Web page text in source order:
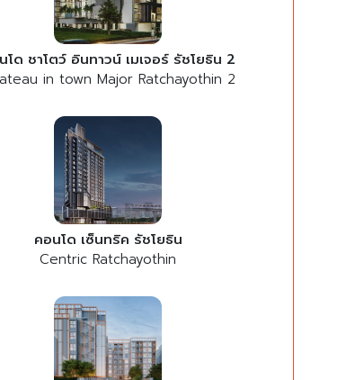
โด ชาโตว์ อินทาวน์ เมเจอร์ รัชโยธิน 2
in town Major Ratchayothin 2
คอนโด เซ็นทริค รัชโยธิน
Centric Ratchayothin